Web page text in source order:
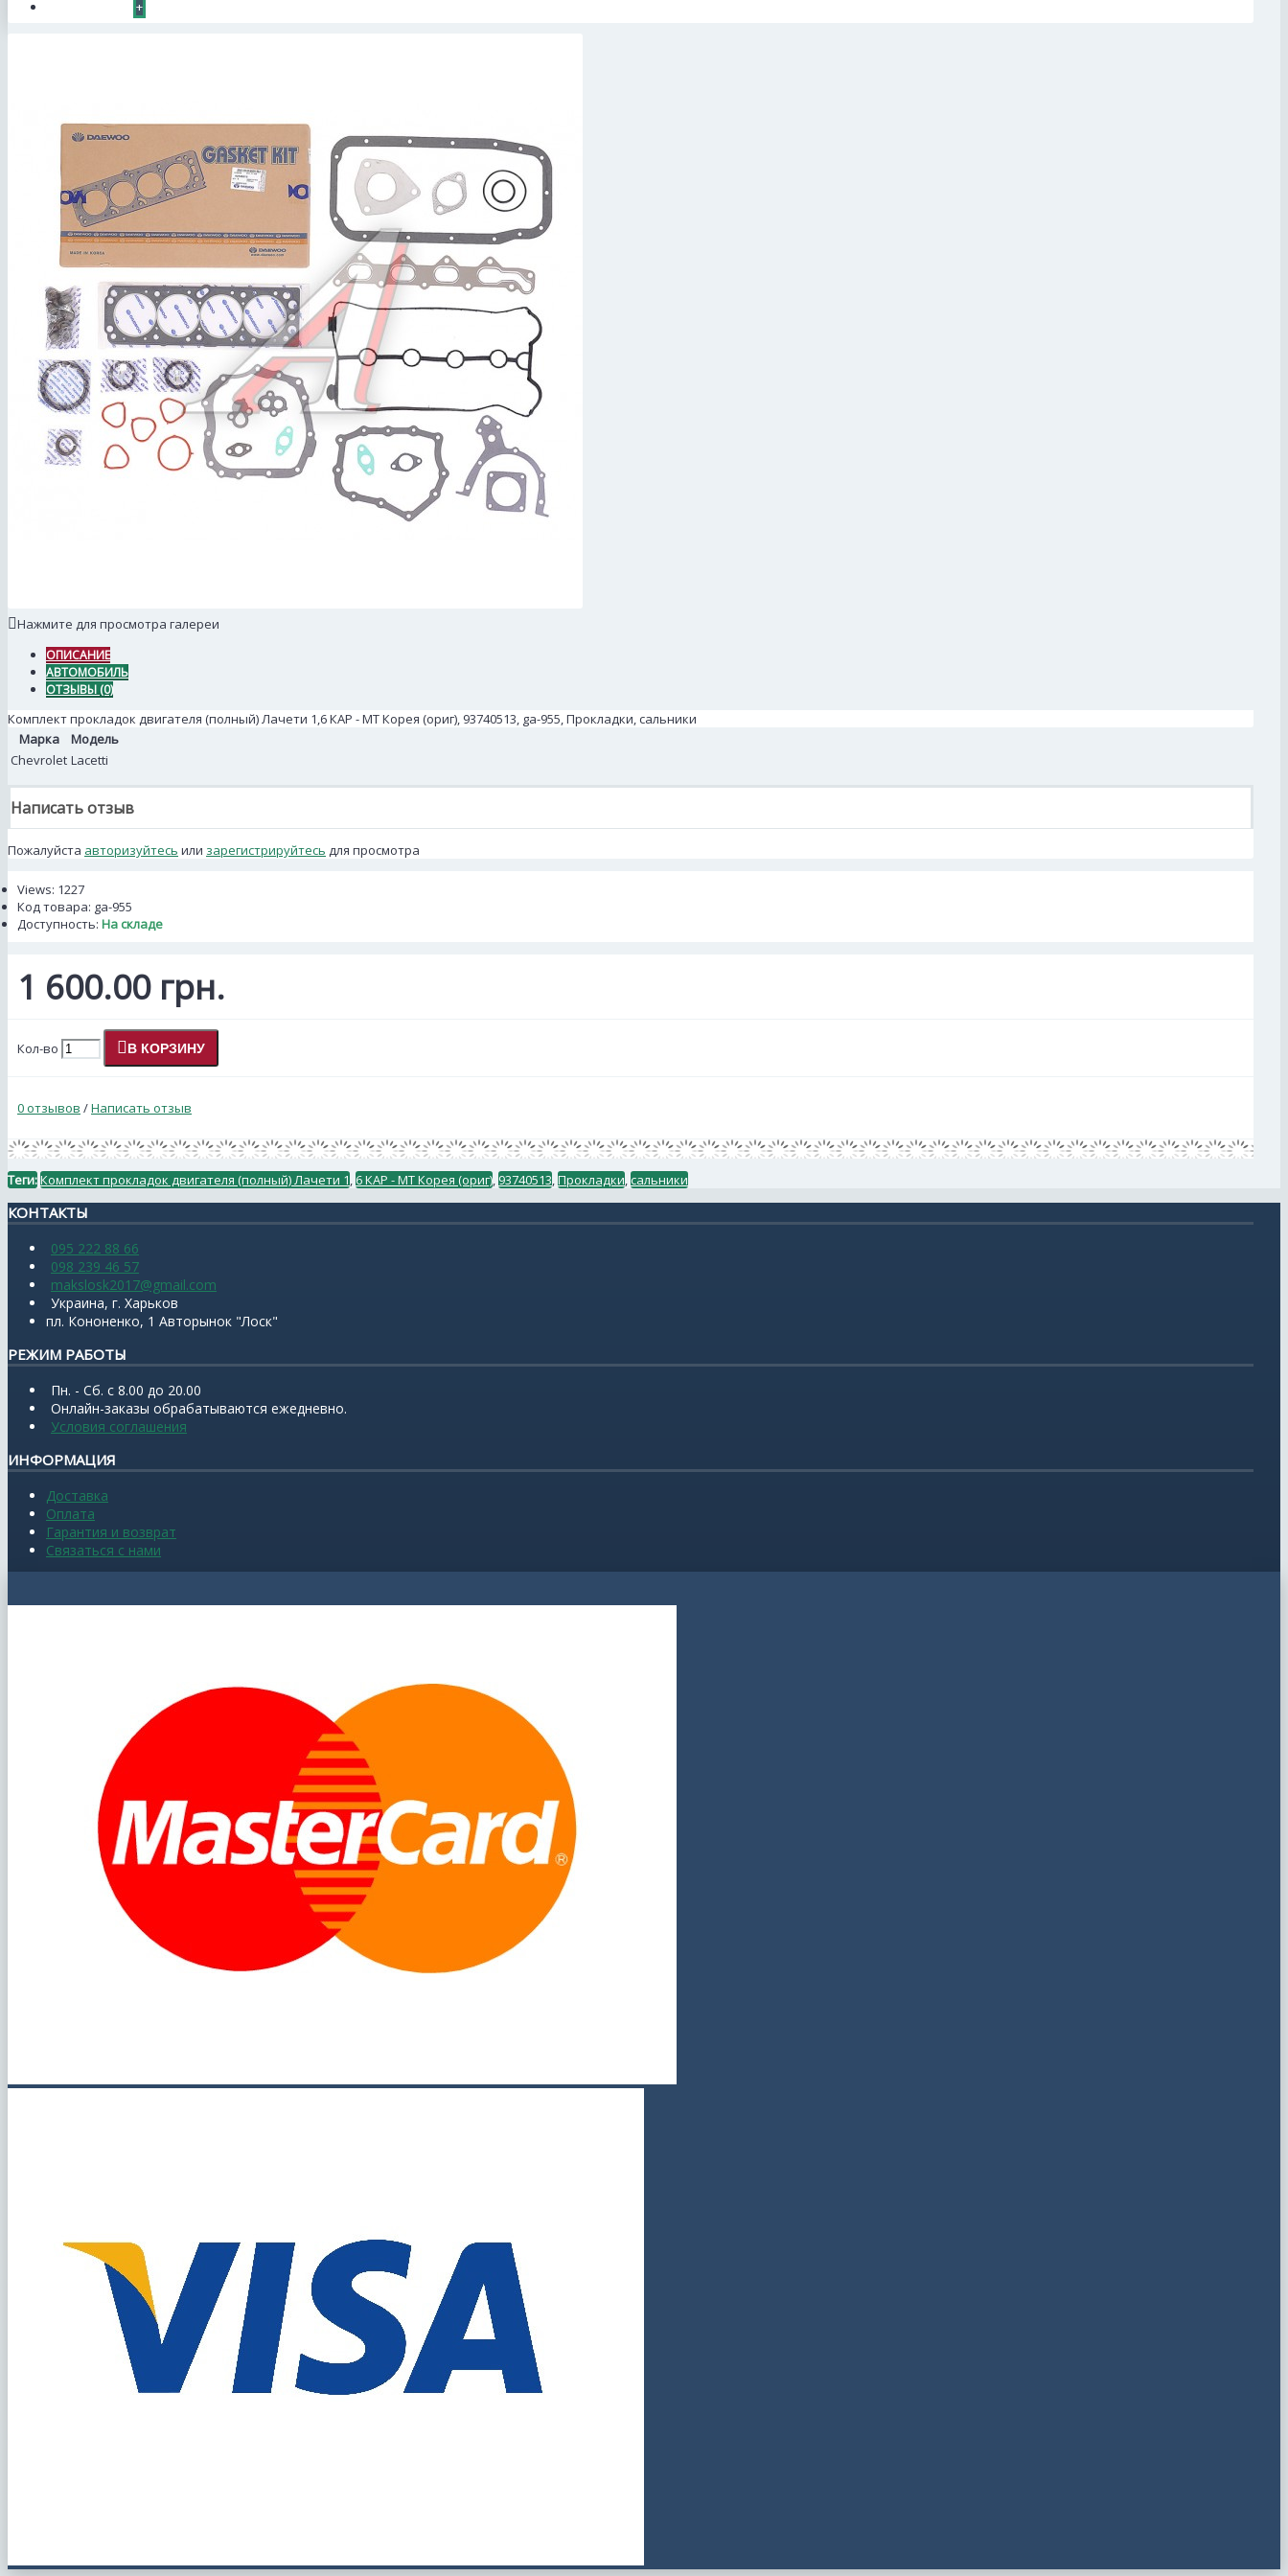
+
Нажмите для просмотра галереи
ОПИСАНИЕ
АВТОМОБИЛЬ
ОТЗЫВЫ (0)
Комплект прокладок двигателя (полный) Лачети 1,6 КАР - МТ Корея (ориг), 93740513, ga-955, Прокладки, сальники
Марка
Модель
Chevrolet Lacetti
Написать отзыв
Пожалуйста авторизуйтесь или зарегистрируйтесь для просмотра
Views: 1227
Код товара: ga-955
Доступность: На складе
1 600.00 грн.
Кол-во В КОРЗИНУ
0 отзывов /Написать отзыв
Теги:Комплект прокладок двигателя (полный) Лачети 1, 6 КАР - МТ Корея (ориг), 93740513,Прокладки,сальники
КОНТАКТЫ
095 222 88 66
098 239 46 57
makslosk2017@gmail.com
Украина, г. Харьков
пл. Кононенко, 1 Авторынок "Лоск"
РЕЖИМ РАБОТЫ
Пн. - Сб. с 8.00 до 20.00
Онлайн-заказы обрабатываются ежедневно.
Условия соглашения
ИНФОРМАЦИЯ
Доставка
Оплата
Гарантия и возврат
Связаться с нами